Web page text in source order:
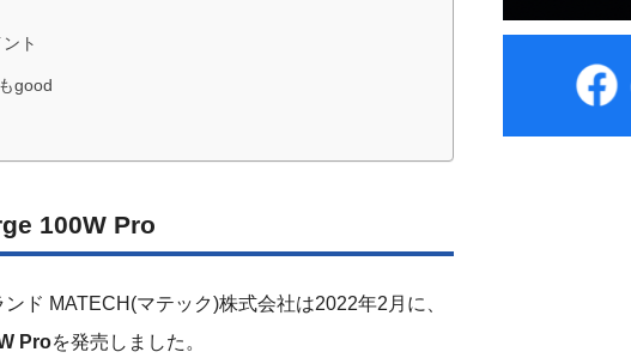
ト
good
100W Pro
ド MATECH(マテック)株式会社は2022年2月に、
Proを発売しました。